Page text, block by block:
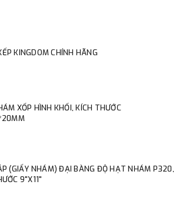
KINGDOM CHÍNH HÃNG
XỐP HÌNH KHỐI, KÍCH THƯỚC
(GIẤY NHÁM) ĐẠI BÀNG ĐỘ HẠT NHÁM P320,
9"X11"